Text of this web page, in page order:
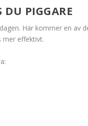
DU PIGGARE
Här kommer en av
mer effektivt.